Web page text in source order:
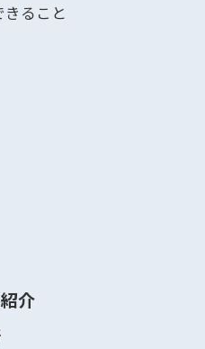
ること
介